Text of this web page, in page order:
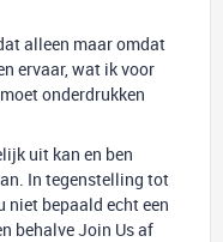
alleen maar omdat
ervaar, wat ik voor
onderdrukken
uit kan en ben
In tegenstelling tot
niet bepaald echt een
behalve Join Us af